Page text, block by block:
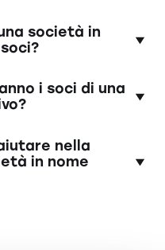
sociale, gli
soci e altri
delle imprese.
e
patrimonio per le
accedere
dei soci in caso di
società in
è trattata come
fini fiscali, il che
La società stessa
i soci di una
gestire la società
e di rispettare
Hanno inoltre il
nella
in nome